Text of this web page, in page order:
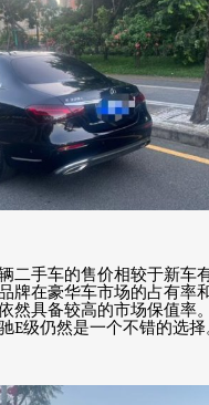
二手车的售价相较于新车
牌在豪华车市场的占有率
然具备较高的市场保值率
E级仍然是一个不错的选择